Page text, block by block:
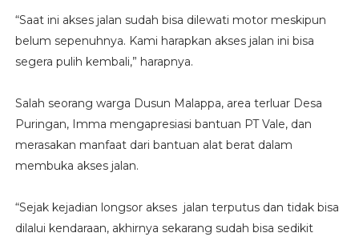
“Saat ini akses jalan sudah bisa dilewati motor meskipun
belum sepenuhnya. Kami harapkan akses jalan ini bisa
segera pulih kembali,” harapnya.
Salah seorang warga Dusun Malappa, area terluar Desa
Puringan, Imma mengapresiasi bantuan PT Vale, dan
merasakan manfaat dari bantuan alat berat dalam
membuka akses jalan.
“Sejak kejadian longsor akses jalan terputus dan tidak bisa
dilalui kendaraan, akhirnya sekarang sudah bisa sedikit